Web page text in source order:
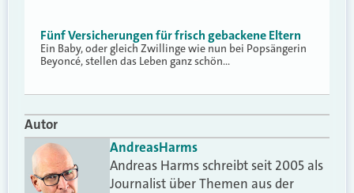
Fünf Versicherungen für frisch gebackene Eltern
Ein Baby, oder gleich Zwillinge wie nun bei Popsängerin
Beyoncé, stellen das Leben ganz schön…
Autor
AndreasHarms
Andreas Harms schreibt seit 2005 als
Journalist über Themen aus der